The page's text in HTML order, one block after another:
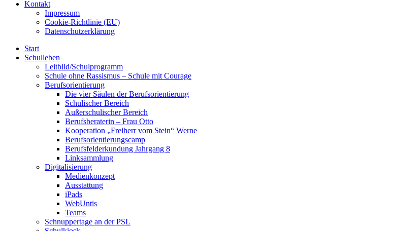
Kontakt
Impressum
Cookie-Richtlinie (EU)
Datenschutzerklärung
Start
Schulleben
Leitbild/Schulprogramm
Schule ohne Rassismus – Schule mit Courage
Berufsorientierung
Die vier Säulen der Berufsorientierung
Schulischer Bereich
Außerschulischer Bereich
Berufsberaterin – Frau Otto
Kooperation „Freiherr vom Stein“ Werne
Berufsorientierungscamp
Berufsfelderkundung Jahrgang 8
Linksammlung
Digitalisierung
Medienkonzept
Ausstattung
iPads
WebUntis
Teams
Schnuppertage an der PSL